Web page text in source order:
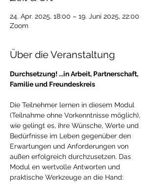
24. Apr. 2025, 18:00 – 19. Juni 2025, 22:00
Zoom
Über die Veranstaltung
Durchsetzung! ...in Arbeit, Partnerschaft,
Familie und Freundeskreis
Die Teilnehmer lernen in diesem Modul
(Teilnahme ohne Vorkenntnisse möglich),
wie gelingt es, ihre Wünsche, Werte und
Bedürfnisse im Leben gegenüber den
Erwartungen und Anforderungen von
außen erfolgreich durchzusetzen. Das
Modul en wertvolle Antworten und
praktische Werkzeuge an die Hand: